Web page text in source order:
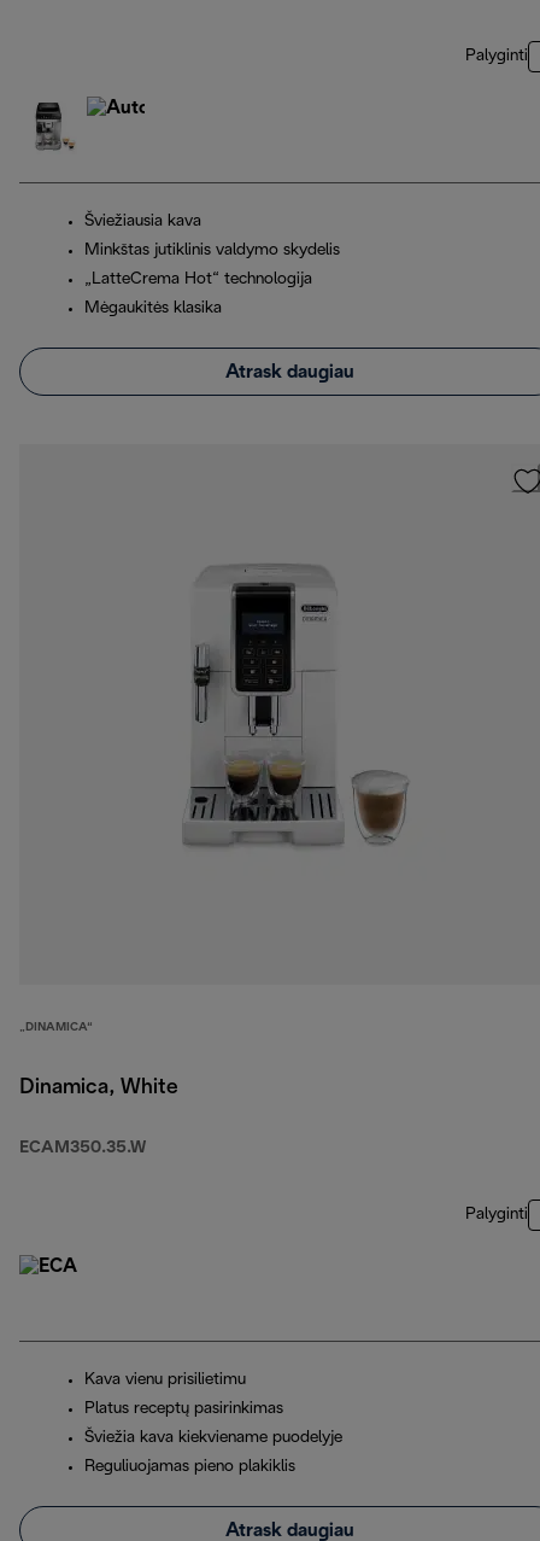
Palyginti
Šviežiausia kava
Minkštas jutiklinis valdymo skydelis
„LatteCrema Hot“ technologija
Mėgaukitės klasika
Atrask daugiau
„DINAMICA“
Dinamica, White
ECAM350.35.W
Palyginti
Kava vienu prisilietimu
Platus receptų pasirinkimas
Šviežia kava kiekviename puodelyje
Reguliuojamas pieno plakiklis
Atrask daugiau